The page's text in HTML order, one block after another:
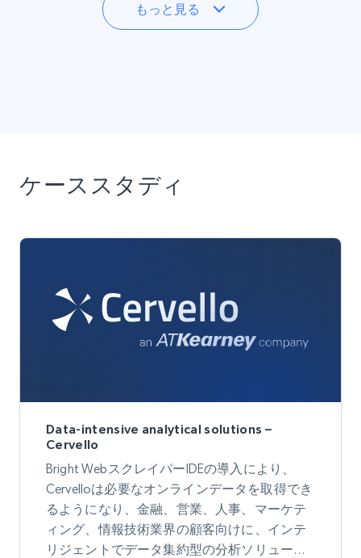
もっと見る
ケーススタディ
Data-intensive analytical solutions –
Cervello
Bright WebスクレイパーIDEの導入により、
Cervelloは必要なオンラインデータを取得でき
るようになり、金融、営業、人事、マーケテ
ィング、情報技術業界の顧客向けに、インテ
リジェントでデータ集約型の分析ソリューシ